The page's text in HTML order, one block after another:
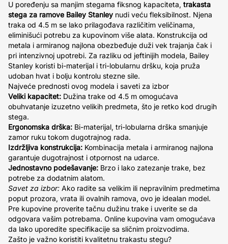
U poređenju sa manjim stegama fiksnog kapaciteta, trakasta
stega za ramove Bailey Stanley nudi veću fleksibilnost. Njena
traka od 4.5 m se lako prilagođava različitim veličinama,
eliminišući potrebu za kupovinom više alata. Konstrukcija od
metala i armiranog najlona obezbeđuje duži vek trajanja čak i
pri intenzivnoj upotrebi. Za razliku od jeftinijih modela, Bailey
Stanley koristi bi-materijal i tri-lobularnu dršku, koja pruža
udoban hvat i bolju kontrolu stezne sile.
Najveće prednosti ovog modela i saveti za izbor
Veliki kapacitet: Dužina trake od 4.5 m omogućava
obuhvatanje izuzetno velikih predmeta, što je retko kod drugih
stega.
Ergonomska drška: Bi-materijal, tri-lobularna drška smanjuje
zamor ruku tokom dugotrajnog rada.
Izdržljiva konstrukcija: Kombinacija metala i armiranog najlona
garantuje dugotrajnost i otpornost na udarce.
Jednostavno podešavanje: Brzo i lako zatezanje trake, bez
potrebe za dodatnim alatom.
Savet za izbor: Ako radite sa velikim ili nepravilnim predmetima
poput prozora, vrata ili ovalnih ramova, ovo je idealan model.
Pre kupovine proverite tačnu dužinu trake i uverite se da
odgovara vašim potrebama. Online kupovina vam omogućava
da lako uporedite specifikacije sa sličnim proizvodima.
Zašto je važno koristiti kvalitetnu trakastu stegu?